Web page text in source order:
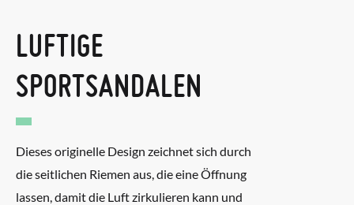
LUFTIGE
SPORTSANDALEN
Dieses originelle Design zeichnet sich durch
die seitlichen Riemen aus, die eine Öffnung
lassen, damit die Luft zirkulieren kann und